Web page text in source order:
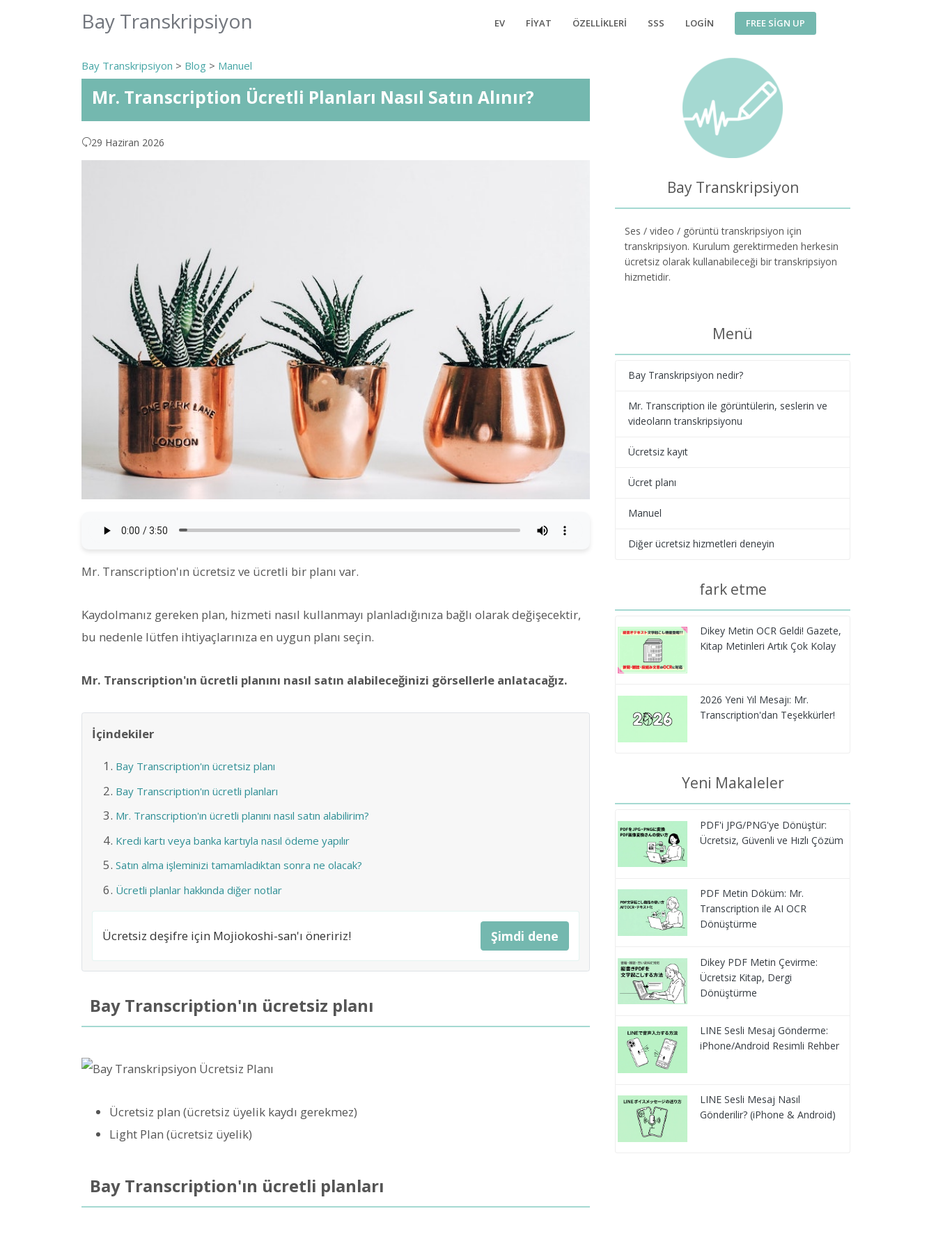
Bay Transkripsiyon EV FIYAT ÖZELLIKLERI SSS LOGIN FREE SIGN UP
Bay Transkripsiyon > Blog > Manuel
Mr. Transcription Ücretli Planları Nasıl Satın Alınır?
29 Haziran 2026
Mr. Transcription'ın ücretsiz ve ücretli bir planı var.
Kaydolmanız gereken plan, hizmeti nasıl kullanmayı planladığınıza bağlı olarak değişecektir,
bu nedenle lütfen ihtiyaçlarınıza en uygun planı seçin.
Mr. Transcription'ın ücretli planını nasıl satın alabileceğinizi görsellerle anlatacağız.
İçindekiler
Bay Transcription'ın ücretsiz planı
Bay Transcription'ın ücretli planları
Mr. Transcription'ın ücretli planını nasıl satın alabilirim?
Kredi kartı veya banka kartıyla nasıl ödeme yapılır
Satın alma işleminizi tamamladıktan sonra ne olacak?
Ücretli planlar hakkında diğer notlar
Ücretsiz deşifre için Mojiokoshi-san'ı öneririz! Şimdi dene
Bay Transcription'ın ücretsiz planı
Ücretsiz plan (ücretsiz üyelik kaydı gerekmez)
Light Plan (ücretsiz üyelik)
Bay Transcription'ın ücretli planları
Bay Transkripsiyon
Ses / video / görüntü transkripsiyon için
transkripsiyon. Kurulum gerektirmeden herkesin
ücretsiz olarak kullanabileceği bir transkripsiyon
hizmetidir.
Menü
Bay Transkripsiyon nedir?
Mr. Transcription ile görüntülerin, seslerin ve
videoların transkripsiyonu
Ücretsiz kayıt
Ücret planı
Manuel
Diğer ücretsiz hizmetleri deneyin
fark etme
Dikey Metin OCR Geldi! Gazete,
Kitap Metinleri Artık Çok Kolay
2026 Yeni Yıl Mesajı: Mr.
Transcription'dan Teşekkürler!
Yeni Makaleler
PDF'i JPG/PNG'ye Dönüştür:
Ücretsiz, Güvenli ve Hızlı Çözüm
PDF Metin Döküm: Mr.
Transcription ile AI OCR
Dönüştürme
Dikey PDF Metin Çevirme:
Ücretsiz Kitap, Dergi
Dönüştürme
LINE Sesli Mesaj Gönderme:
iPhone/Android Resimli Rehber
LINE Sesli Mesaj Nasıl
Gönderilir? (iPhone & Android)